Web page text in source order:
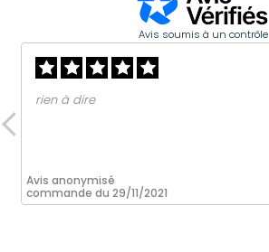
Avis soumis à un contrôle
Avis anonymisé
commande du 29/11/2021
rien à dire